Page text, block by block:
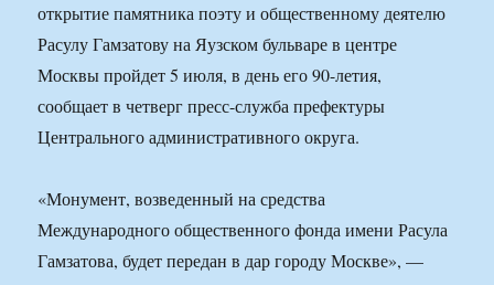
открытие памятника поэту и общественному деятелю
Расулу Гамзатову на Яузском бульваре в центре
Москвы пройдет 5 июля, в день его 90-летия,
сообщает в четверг пресс-служба префектуры
Центрального административного округа.
«Монумент, возведенный на средства
Международного общественного фонда имени Расула
Гамзатова, будет передан в дар городу Москве», —